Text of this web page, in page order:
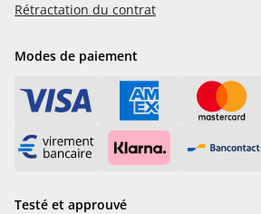
Rétractation du contrat
Modes de paiement
Testé et approuvé